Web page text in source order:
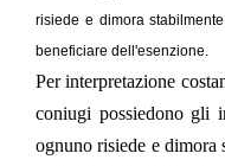
risiede e dimora
beneficiare dell'esenzione.
Per interpretazione
coniugi possiedono gli
ognuno risiede e dimora